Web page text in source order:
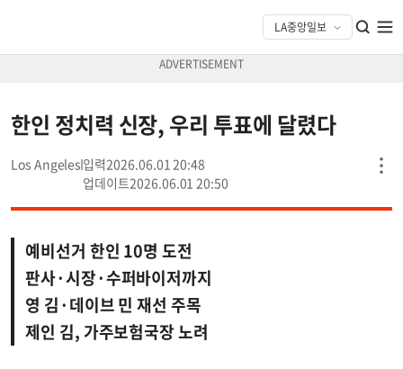
한인 정치력 신장, 우리 투표에 달렸다
Los Angeles
2026.06.01 20:48
2026.06.01 20:50
예비선거 한인 10명 도전
판사·시장·수퍼바이저까지
영 김·데이브 민 재선 주목
제인 김, 가주보험국장 노려